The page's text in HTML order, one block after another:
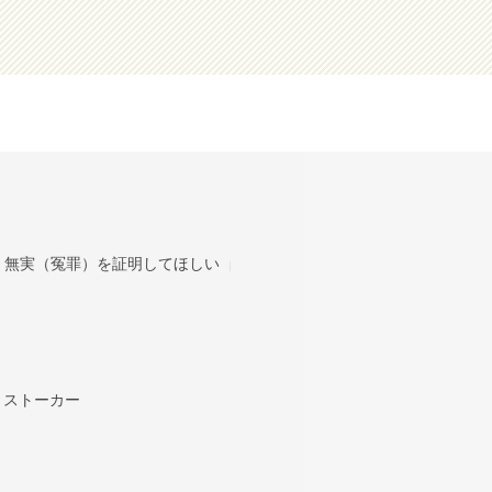
無実（冤罪）を証明してほしい
ストーカー